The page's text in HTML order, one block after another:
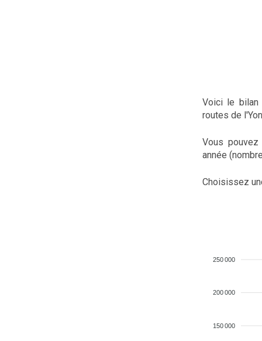
Voici le bilan
routes de
Vous
année
Choisissez
250 000
200 000
150 000